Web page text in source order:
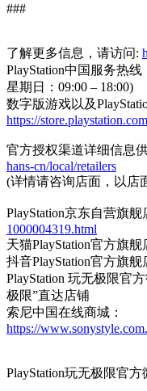
###
了解更多信息，请访问:
PlayStation中国服务热
星期日：09:00 – 18:00)
数字版游戏以及
https://
官方授权渠道详细信息
hans-cn/local/retailers
(详情请咨询店面，以店
PlayStation京东自营旗舰
1000004319.html
天猫PlayStation官方旗舰
抖音PlayStation官方旗舰
PlayStation 玩无极限官
极限”直达店铺
索尼中国在线商城：
https://
PlayStation玩无极限官